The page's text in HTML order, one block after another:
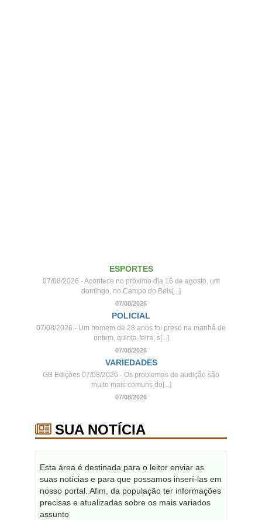
ESPORTES
07/08/2026 - Acontece no próximo dia 16 de agosto, um
domingo, no Campo do Beis[...]
07/08/2026
POLICIAL
07/08/2026 - Um homem de 28 anos foi preso na manhã de
ontem, quinta-feira, s[...]
07/08/2026
VARIEDADES
GB Edições 07/08/2026 - Os problemas de audição são
muito mais comuns do[...]
07/08/2026
SUA NOTÍCIA
Esta área é destinada para o leitor enviar as
suas notícias e para que possamos inserí-las em
nosso portal. Afim, da população ter informações
precisas e atualizadas sobre os mais variados
assunto